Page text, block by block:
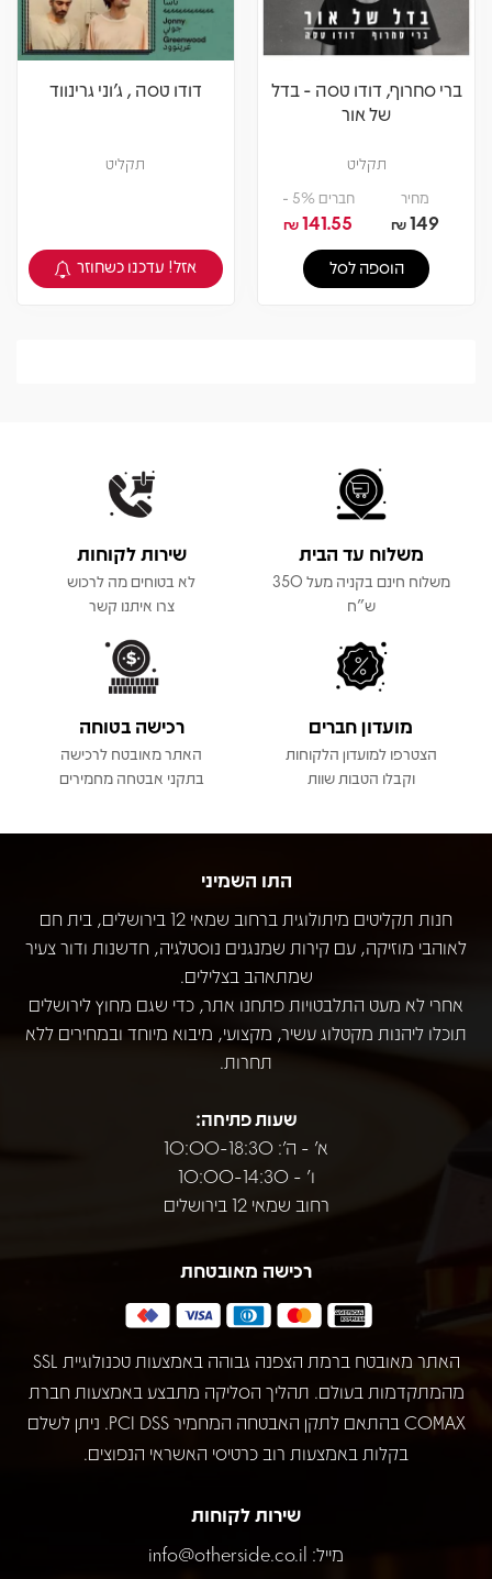
ברי סחרוף, דודו טסה - בדל
של אור
תקליט
מחיר
149
₪
חברים 5% -
141.55
₪
הוספה לסל
דודו טסה , ג'וני גרינווד
תקליט
צפיה במוצר
אזל! עדכנו כשחוזר
משלוח עד הבית
משלוח חינם בקניה מעל 350
ש"ח
שירות לקוחות
לא בטוחים מה לרכוש
צרו איתנו קשר
מועדון חברים
הצטרפו למועדון הלקוחות
וקבלו הטבות שוות
רכישה בטוחה
האתר מאובטח לרכישה
בתקני אבטחה מחמירים
התו השמיני
חנות תקליטים מיתולוגית ברחוב שמאי 12 בירושלים, בית חם
לאוהבי מוזיקה, עם קירות שמנגנים נוסטלגיה, חדשנות ודור צעיר
שמתאהב בצלילים.
אחרי לא מעט התלבטויות פתחנו אתר, כדי שגם מחוץ לירושלים
תוכלו ליהנות מקטלוג עשיר, מקצועי, מיבוא מיוחד ובמחירים ללא
תחרות.
שעות פתיחה:
א' - ה': 10:00-18:30
ו' - 10:00-14:30
רחוב שמאי 12 בירושלים
רכישה מאובטחת
האתר מאובטח ברמת הצפנה גבוהה באמצעות טכנולוגיית SSL
מהמתקדמות בעולם. תהליך הסליקה מתבצע באמצעות חברת
COMAX בהתאם לתקן האבטחה המחמיר PCI DSS. ניתן לשלם
בקלות באמצעות רוב כרטיסי האשראי הנפוצים.
שירות לקוחות
מייל: info@otherside.co.il